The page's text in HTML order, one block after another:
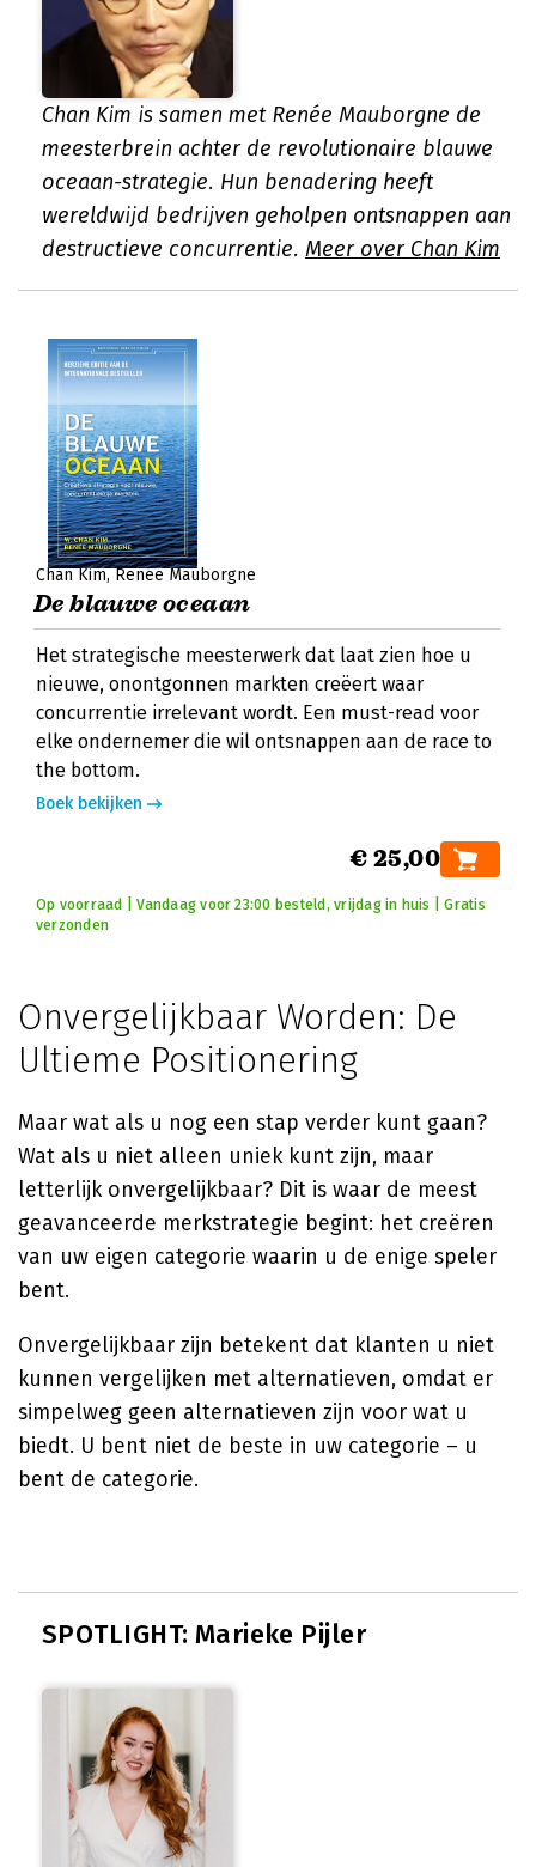
Chan Kim is samen met Renée Mauborgne de
meesterbrein achter de revolutionaire blauwe
oceaan-strategie. Hun benadering heeft
wereldwijd bedrijven geholpen ontsnappen aan
destructieve concurrentie. Meer over Chan Kim
Chan Kim Renée Mauborgne
De blauwe oceaan
Het strategische meesterwerk dat laat zien hoe u
nieuwe, onontgonnen markten creëert waar
concurrentie irrelevant wordt. Een must-read voor
elke ondernemer die wil ontsnappen aan de race to
the bottom.
Boek bekijken
€ 25,00
Op voorraad | Vandaag voor 23:00 besteld, vrijdag in huis | Gratis
verzonden
Onvergelijkbaar Worden: De
Ultieme Positionering
Maar wat als u nog een stap verder kunt gaan?
Wat als u niet alleen uniek kunt zijn, maar
letterlijk onvergelijkbaar? Dit is waar de meest
geavanceerde merkstrategie begint: het creëren
van uw eigen categorie waarin u de enige speler
bent.
Onvergelijkbaar zijn betekent dat klanten u niet
kunnen vergelijken met alternatieven, omdat er
simpelweg geen alternatieven zijn voor wat u
biedt. U bent niet de beste in uw categorie – u
bent de categorie.
SPOTLIGHT: Marieke Pijler